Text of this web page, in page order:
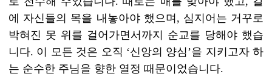
에 자신들의 목을 내놓아야 했으며, 심지어는 거꾸로
박혀진 못 위를 걸어가면서까지 순교를 당해야 했습
니다. 이 모든 것은 오직 ‘신앙의 양심’을 지키고자 하
는 순수한 주님을 향한 열정 때문이었습니다.